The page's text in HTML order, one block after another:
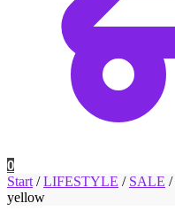
0
Start /LIFESTYLE / SALE /
yellow